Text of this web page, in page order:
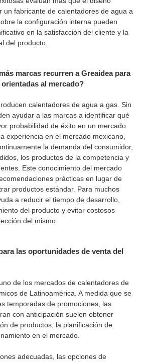
un fabricante de calentadores de agua a
la configuración interna pueden
en la satisfacción del cliente y la
del producto.
marcas recurren a Greaidea para
al mercado?
calentadores de agua a gas. Sin
ayudar a las marcas a identificar qué
probabilidad de éxito en un mercado
experiencia en el mercado mexicano,
la demanda del consumidor,
los productos de la competencia y
Este conocimiento del mercado
prácticas en lugar de
productos estándar. Para muchos
a reducir el tiempo de desarrollo,
del producto y evitar costosos
del mismo.
las oportunidades de venta del
de los mercados de calentadores de
de Latinoamérica. A medida que se
temporadas de promociones, las
con anticipación suelen obtener
de productos, la planificación de
en el mercado.
adecuadas, las opciones de